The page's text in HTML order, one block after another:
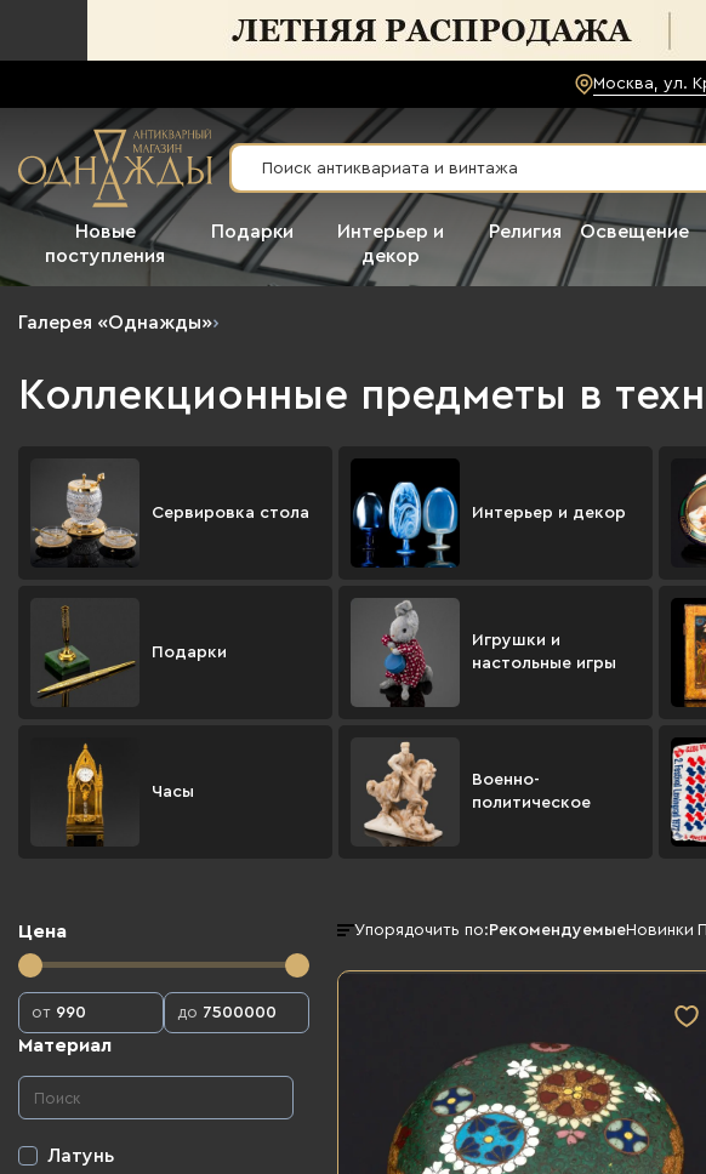
Москва, ул.
Новые
поступления
Подарки
Интерьер и
декор
Религия Освещение
Галерея «Однажды»›
Коллекционные предметы в
Сервировка стола Интерьер и декор
Подарки
Игрушки и
настольные игры
Часы
Военно-
политическое
Цена
от до
Материал
Латунь
Упорядочить по: РекомендуемыеНовинки